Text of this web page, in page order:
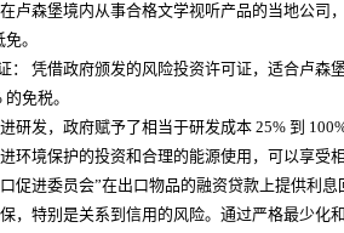
森堡境内从事合格文学视听产品的当地公司
。
凭借政府颁发的风险投资许可证，适合卢森
免税。
发，政府赋予了相当于研发成本 25% 到 100%
境保护的投资和合理的能源使用，可以享受相
进委员会”在出口物品的融资贷款上提供利息
，特别是关系到信用的风险。通过严格最少化